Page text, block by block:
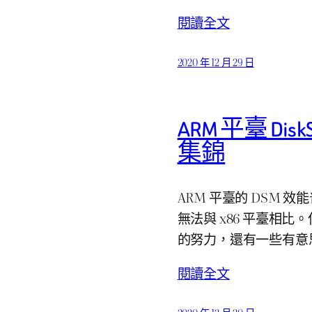
閱讀全文
2020 年 12 月 29 日
ARM 平臺
集錦
ARM 平臺的 DSM 效
無法與 x86 平臺相比
的努力，還有一些有
閱讀全文